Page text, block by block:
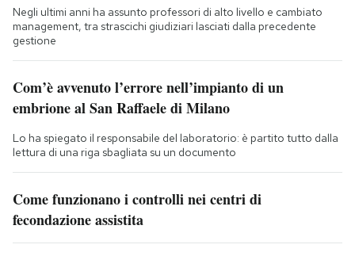
Negli ultimi anni ha assunto professori di alto livello e cambiato
management, tra strascichi giudiziari lasciati dalla precedente
gestione
Com’è avvenuto l’errore nell’impianto di un
embrione al San Raffaele di Milano
Lo ha spiegato il responsabile del laboratorio: è partito tutto dalla
lettura di una riga sbagliata su un documento
Come funzionano i controlli nei centri di
fecondazione assistita